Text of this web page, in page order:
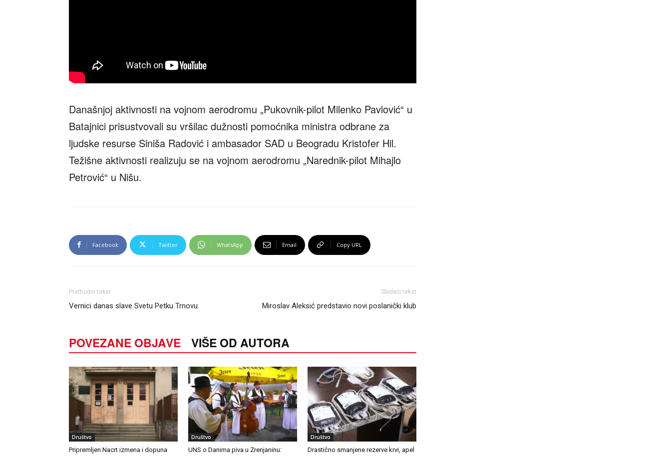
Današnjoj aktivnosti na vojnom aerodromu „Pukovnik-pilot Milenko Pavlović“ u
Batajnici prisustvovali su vršilac dužnosti pomoćnika ministra odbrane za
ljudske resurse Siniša Radović i ambasador SAD u Beogradu Kristofer Hil.
Težišne aktivnosti realizuju se na vojnom aerodromu „Narednik-pilot Mihajlo
Petrović“ u Nišu.
Facebook Twitter WhatsApp Email Copy URL
Prethodni tekst
Vernici danas slave Svetu Petku Trnovu
Sledeći tekst
Miroslav Aleksić predstavio novi poslanički klub
POVEZANE OBJAVE VIŠE OD AUTORA
Društvo
Pripremljen Nacrt izmena i dopuna
Društvo
UNS o Danima piva u Zrenjaninu:
Društvo
Drastično smanjene rezerve krvi, apel